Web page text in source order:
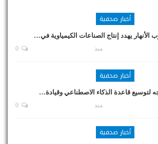
أخبار صحفية
يهدد إنتاج الصناعات الكيمياوية في…
منذ
أخبار صحفية
لتوسيع قاعدة الذكاء الاصطناعي وقيادة…
منذ
أخبار صحفية